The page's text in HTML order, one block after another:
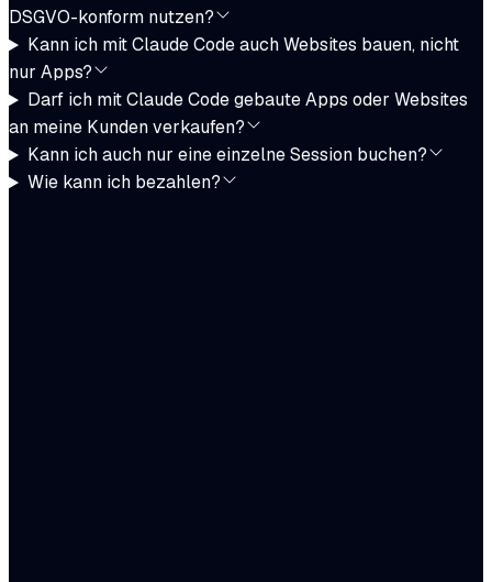
DSGVO-konform nutzen?
Kann ich mit Claude Code auch Websites bauen, nicht
nur Apps?
Darf ich mit Claude Code gebaute Apps oder Websites
an meine Kunden verkaufen?
Kann ich auch nur eine einzelne Session buchen?
Wie kann ich bezahlen?